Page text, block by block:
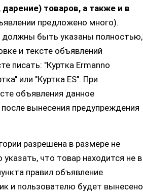
товаров, а также и в
предложено много).
должны быть указаны полностью,
и тексте объявлений
писать: "Куртка Ermanno
или "Куртка ES". При
объявления данное
вынесения предупреждения
разрешена в размере не
что товар находится не в
правил объявление
и пользователю будет вынесено